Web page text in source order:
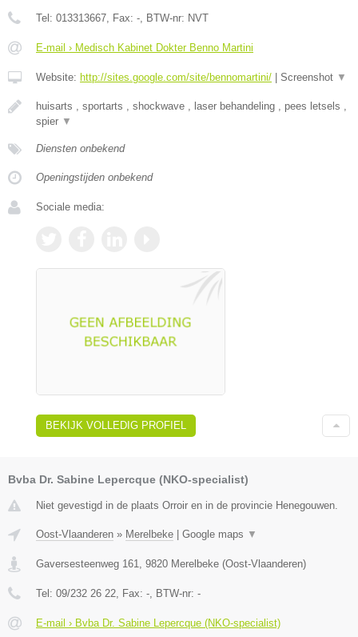
Tel: 013313667, Fax: -, BTW-nr: NVT
E-mail › Medisch Kabinet Dokter Benno Martini
Website: http://sites.google.com/site/bennomartini/ Screenshot ▼
huisarts , sportarts , shockwave , laser behandeling , pees letsels ,
spier ▼
Diensten onbekend
Openingstijden onbekend
Sociale media:
BEKIJK VOLLEDIG PROFIEL
Bvba Dr. Sabine Lepercque (NKO-specialist)
Niet gevestigd in de plaats Orroir en in de provincie Henegouwen.
Oost-Vlaanderen » Merelbeke Google maps ▼
Gaversesteenweg 161 9820 Merelbeke (Oost-Vlaanderen)
Tel: 09/232 26 22 , Fax: - , BTW-nr: -
E-mail › Bvba Dr. Sabine Lepercque (NKO-specialist)